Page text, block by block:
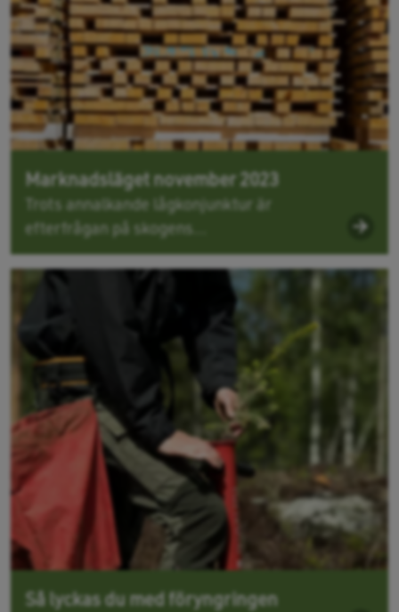
Marknadsläget november 2023
Trots annalkande lågkonjunktur är
efterfrågan på skogens...
Så lyckas du med föryngringen